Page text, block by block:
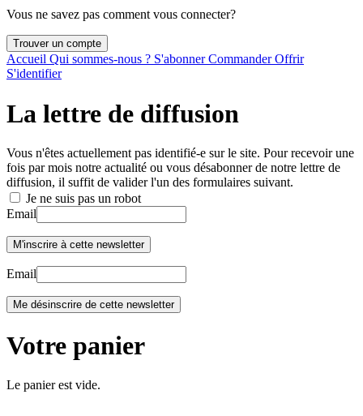
Vous ne savez pas comment vous connecter?
Accueil Qui sommes-nous ? S'abonnerCommanderOffrir
S'identifier
La lettre de diffusion
Vous n'êtes actuellement pas identifié-e sur le site. Pour recevoir une
fois par mois notre actualité ou vous désabonner de notre lettre de
diffusion, il suffit de valider l'un des formulaires suivant.
Je ne suis pas un robot
Email
Email
Votre panier
Le panier est vide.